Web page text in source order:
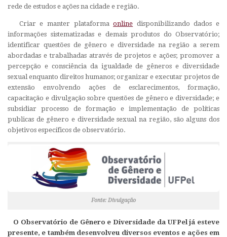
rede de estudos e ações na cidade e região.
Criar e manter plataformaonline disponibilizando dados e
informações sistematizadas e demais produtos do Observatório;
identificar questões de gênero e diversidade na região a serem
abordadas e trabalhadas através de projetos e ações; promover a
percepção e consciência da igualdade de gêneros e diversidade
sexual enquanto direitos humanos; organizar e executar projetos de
extensão envolvendo ações de esclarecimentos, formação,
capacitação e divulgação sobre questões de gênero e diversidade; e
subsidiar processo de formação e implementação de políticas
publicas de gênero e diversidade sexual na região, são alguns dos
objetivos específicos de observatório.
Fonte: Divulgação
O Observatório de Gênero e Diversidade da UFPel já esteve
presente, e também desenvolveu diversos eventos e ações em